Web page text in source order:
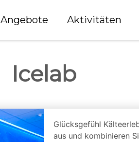
Angebote Aktivitäten
Icelab
Glücksgefühl
aus und kombinieren